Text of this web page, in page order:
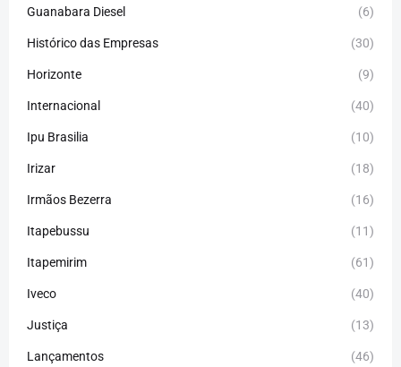
Guanabara Diesel (6)
Histórico das Empresas (30)
Horizonte (9)
Internacional (40)
Ipu Brasilia (10)
Irizar (18)
Irmãos Bezerra (16)
Itapebussu (11)
Itapemirim (61)
Iveco (40)
Justiça (13)
Lançamentos (46)